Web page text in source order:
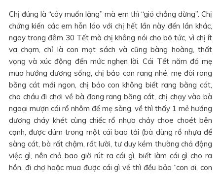
Chị đúng là “cây muốn lặng” mà em thì “gió chẳng dừng”. Chị
chứng kiến các em hỗn láo với chị hết lần này đến lần khác,
ngay trong đêm 30 Tết mà chị không nói cho bõ tức, vì chị ít
va chạm, chỉ là con mọt sách và cũng bàng hoàng, thất
vọng và xúc động đến mức nghẹn lời. Cái Tết năm đó mẹ
mua hướng dương sống, chị bảo con rang nhé, mẹ đòi rang
bằng cát mới ngon, chị bảo con không biết rang bằng cát,
cho cháu đi chơi về bà đang rang bằng cát, chị chạy vào bà
ngoại mượn cái rổ nhôm để mẹ sàng, về thì thấy 1 mẻ hướng
dương cháy khét cùng chiếc rổ nhựa chảy choe choét bên
cạnh, được dúm trong một cái bao tải (bà dùng rổ nhựa để
sàng cát, bà rất chậm, rất lười, tư duy kém thường chả động
việc gì, nên chả bao giờ rút ra cái gì, biết làm cái gì cho ra
hồn, đi chợ hoặc mua được cái gì về thì đều bảo “con ơi, con